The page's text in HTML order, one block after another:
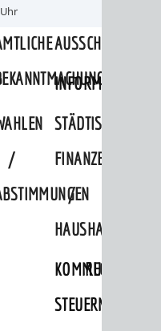
/
STÄDTISCHE
FINANZEN
/
HAUSHALT
KOMMUNALE
STEUERN